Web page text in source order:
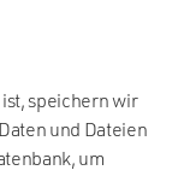
speichern wir
und Dateien
um